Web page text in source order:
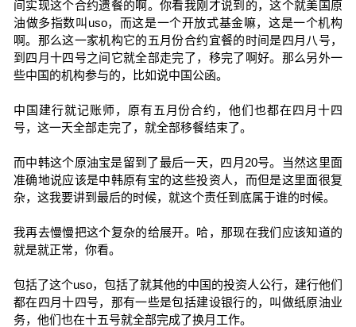
间实现这个合约遗餐的啊。你看我刚才说到的，这个就美国原
油做多指数叫uso，而这是一个开放式基金嘛，这是一个机构
啊。那么这一家机构它的五月份合约宜餐的时间是四月八号，
到四月十四号之间它就全部走完了，移完了啊好。那么另外一
些中国的机构参与的，比如说中国公函。
中国建行就记账师，原有五月份合约，他们也都在四月十四
号，这一天全部走完了，就全部移餐结束了。
而中韩这个原油宝是留到了最后一天，四月20号。当然这里面
准确地说应该是中韩原有宝的这些投资人，而但是这里面很复
杂，这我要讲到最后的时候，就这个责任到底属于谁的时候。
我再去慢慢把这个复杂的给展开。哈，那现在我们应该知道的
就是就正常，你看。
包括了这个uso，包括了就其他的中国的投资人公行，建行他们
都在四月十四号，那有一些是包括建设银行的，叫做纸原油业
务，他们也在十五号就全部完成了换月工作。